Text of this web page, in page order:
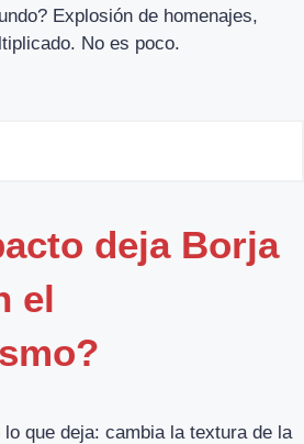
Explosión de homenajes,
No es poco.
deja Borja
el
que deja: cambia la textura de la